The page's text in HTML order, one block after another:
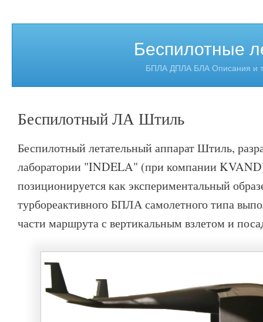
Беспилотные
БПЛА ДПЛА БЛА Описания и
Беспилотный ЛА Штиль
Беспилотный летательный аппарат Штиль,
лаборатории "INDELA" (при компании
позиционируется как экспериментальный
турбореактивного БПЛА самолетного типа
части маршрута с вертикальным взлетом и